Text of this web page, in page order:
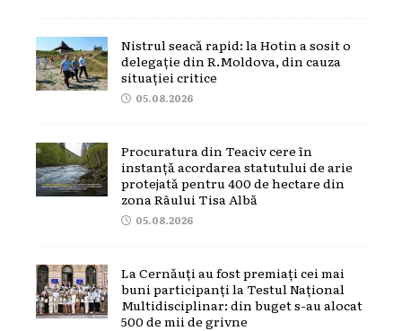
Nistrul seacă rapid: la Hotin a sosit o
delegație din R.Moldova, din cauza
situației critice
05.08.2026
Procuratura din Teaciv cere în
instanță acordarea statutului de arie
protejată pentru 400 de hectare din
zona Râului Tisa Albă
05.08.2026
La Cernăuți au fost premiați cei mai
buni participanți la Testul Național
Multidisciplinar: din buget s-au alocat
500 de mii de grivne